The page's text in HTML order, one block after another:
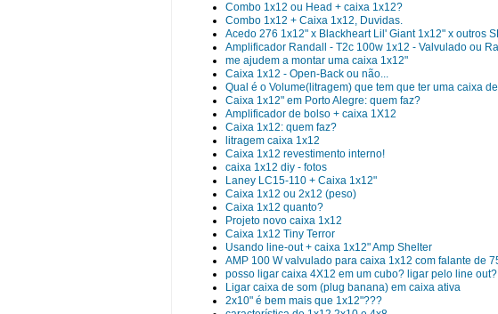
Combo 1x12 ou Head + caixa 1x12?
Combo 1x12 + Caixa 1x12, Duvidas.
Acedo 276 1x12" x Blackheart Lil' Giant 1x12" x outros
Amplificador Randall - T2c 100w 1x12 - Valvulado ou
me ajudem a montar uma caixa 1x12"
Caixa 1x12 - Open-Back ou não...
Qual é o Volume(litragem) que tem que ter uma caixa
Caixa 1x12" em Porto Alegre: quem faz?
Amplificador de bolso + caixa 1X12
Caixa 1x12: quem faz?
litragem caixa 1x12
Caixa 1x12 revestimento interno!
caixa 1x12 diy - fotos
Laney LC15-110 + Caixa 1x12"
Caixa 1x12 ou 2x12 (peso)
Caixa 1x12 quanto?
Projeto novo caixa 1x12
Caixa 1x12 Tiny Terror
Usando line-out + caixa 1x12" Amp Shelter
AMP 100 W valvulado para caixa 1x12 com falante de
posso ligar caixa 4X12 em um cubo? ligar pelo line out?
Ligar caixa de som (plug banana) em caixa ativa
2x10" é bem mais que 1x12"???